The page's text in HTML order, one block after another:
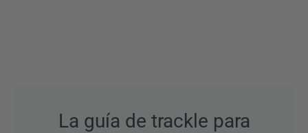
La guía de trackle para